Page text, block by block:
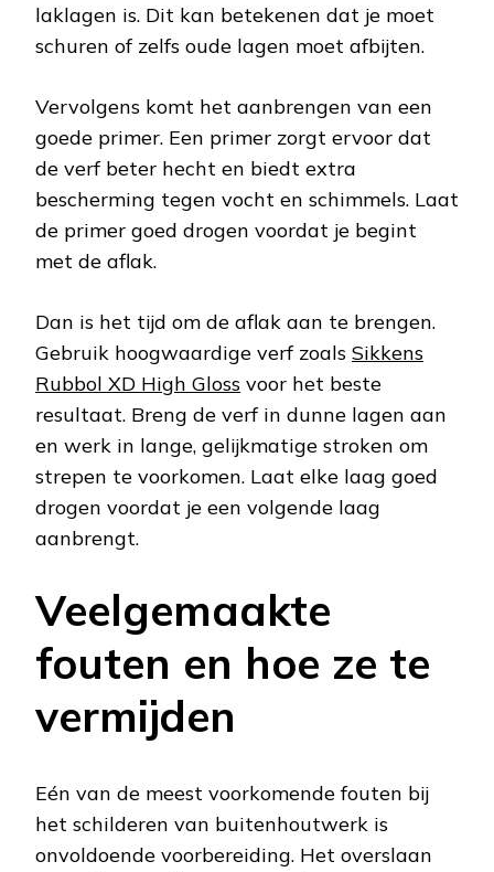
laklagen is. Dit kan betekenen dat je moet
schuren of zelfs oude lagen moet afbijten.
Vervolgens komt het aanbrengen van een
goede primer. Een primer zorgt ervoor dat
de verf beter hecht en biedt extra
bescherming tegen vocht en schimmels. Laat
de primer goed drogen voordat je begint
met de aflak.
Dan is het tijd om de aflak aan te brengen.
Gebruik hoogwaardige verf zoals Sikkens
Rubbol XD High Gloss voor het beste
resultaat. Breng de verf in dunne lagen aan
en werk in lange, gelijkmatige stroken om
strepen te voorkomen. Laat elke laag goed
drogen voordat je een volgende laag
aanbrengt.
Veelgemaakte
fouten en hoe ze te
vermijden
Eén van de meest voorkomende fouten bij
het schilderen van buitenhoutwerk is
onvoldoende voorbereiding. Het overslaan